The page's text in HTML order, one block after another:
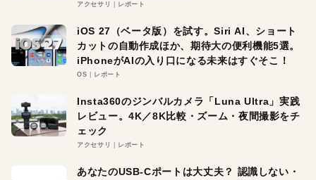
アクセサリ レポート
iOS 27（ベータ版）を試す。Siri AI、ショート
カットの自動作成ほか、期待大の便利機能5選。
iPhoneがAIの入り口になる未来はすぐそこ！
OS レポート
Insta360のジンバルカメラ「Luna Ultra」実践
レビュー。4K／8K比較・ズーム・夜間撮影をチ
ェック
アクセサリ レポート
あなたのUSB-Cポートは大丈夫？ 認識しない・